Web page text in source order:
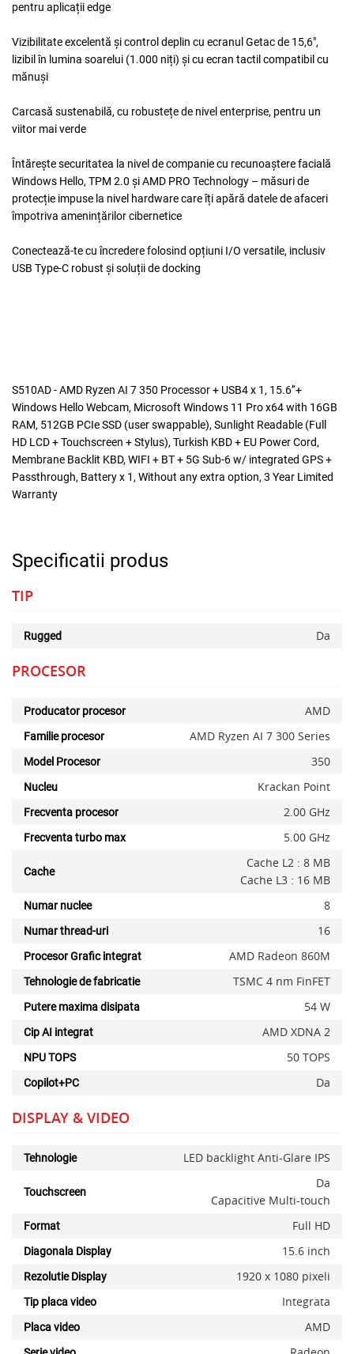
pentru aplicații edge
Vizibilitate excelentă și control deplin cu ecranul Getac de 15,6",
lizibil în lumina soarelui (1.000 niți) și cu ecran tactil compatibil cu
mănuși
Carcasă sustenabilă, cu robustețe de nivel enterprise, pentru un
viitor mai verde
Întărește securitatea la nivel de companie cu recunoaștere facială
Windows Hello, TPM 2.0 și AMD PRO Technology – măsuri de
protecție impuse la nivel hardware care îți apără datele de afaceri
împotriva amenințărilor cibernetice
Conectează-te cu încredere folosind opțiuni I/O versatile, inclusiv
USB Type-C robust și soluții de docking
S510AD - AMD Ryzen AI 7 350 Processor + USB4 x 1, 15.6’‘+
Windows Hello Webcam, Microsoft Windows 11 Pro x64 with 16GB
RAM, 512GB PCIe SSD (user swappable), Sunlight Readable (Full
HD LCD + Touchscreen + Stylus), Turkish KBD + EU Power Cord,
Membrane Backlit KBD, WIFI + BT + 5G Sub-6 w/ integrated GPS +
Passthrough, Battery x 1, Without any extra option, 3 Year Limited
Warranty
Specificatii produs
TIP
Rugged Da
PROCESOR
Producator procesor AMD
Familie procesor AMD Ryzen AI 7 300 Series
Model Procesor 350
Nucleu Krackan Point
Frecventa procesor 2.00 GHz
Frecventa turbo max 5.00 GHz
Cache
Cache L2 : 8 MB
Cache L3 : 16 MB
Numar nuclee 8
Numar thread-uri 16
Procesor Grafic integrat AMD Radeon 860M
Tehnologie de fabricatie TSMC 4 nm FinFET
Putere maxima disipata 54 W
Cip AI integrat AMD XDNA 2
NPU TOPS 50 TOPS
Copilot+PC Da
DISPLAY & VIDEO
Tehnologie LED backlight Anti-Glare IPS
Touchscreen
Da
Capacitive Multi-touch
Format Full HD
Diagonala Display 15.6 inch
Rezolutie Display 1920 x 1080 pixeli
Tip placa video Integrata
Placa video AMD